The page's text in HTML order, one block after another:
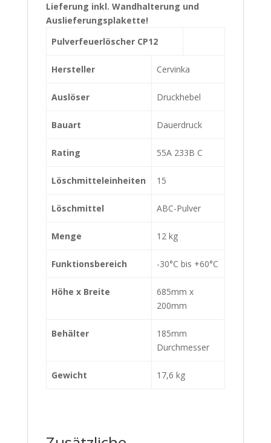
Lieferung inkl. Wandhalterung und
Auslieferungsplakette!
Pulverfeuerlöscher CP12
Hersteller Cervinka
Auslöser Druckhebel
Bauart Dauerdruck
Rating 55A 233B C
Löschmitteleinheiten 15
Löschmittel ABC-Pulver
Menge 12 kg
Funktionsbereich -30°C bis +60°C
Höhe x Breite
685mm x
200mm
Behälter
185mm
Durchmesser
Gewicht 17,6 kg